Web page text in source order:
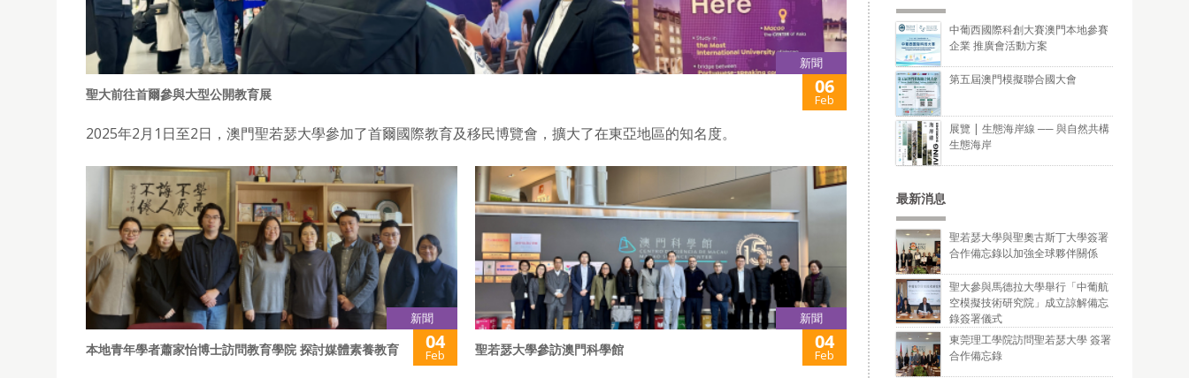
新聞
聖大前往首爾參與大型公開教育展 06
Feb
2025年2月1日至2日，澳門聖若瑟大學參加了首爾國際教育及移民博覽會，擴大了在東亞地區的知名度。
新聞
本地青年學者蕭家怡博士訪問教育學院 探討媒體素養教育 04
Feb
新聞
聖若瑟大學參訪澳門科學館 04
Feb
中葡西國際科創大賽澳門本地參賽
企業 推廣會活動方案
第五屆澳門模擬聯合國大會
展覽 | 生態海岸線 ── 與自然共構
生態海岸
最新消息
聖若瑟大學與聖奧古斯丁大學簽署
合作備忘錄以加強全球夥伴關係
聖大參與馬德拉大學舉行「中葡航
空模擬技術研究院」成立諒解備忘
錄簽署儀式
東莞理工學院訪問聖若瑟大學 簽署
合作備忘錄